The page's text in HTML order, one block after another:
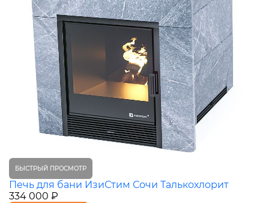
БЫСТРЫЙ ПРОСМОТР
Печь для бани ИзиСтим Сочи Талькохлорит
334 000 ₽